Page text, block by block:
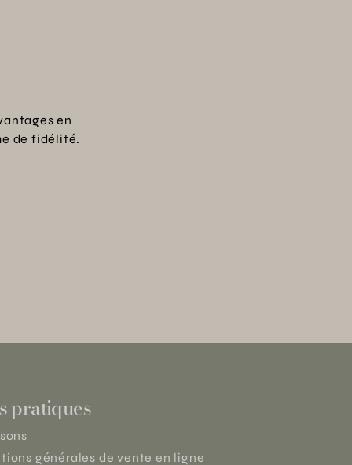
en
de fidélité.
pratiques
générales de vente en ligne